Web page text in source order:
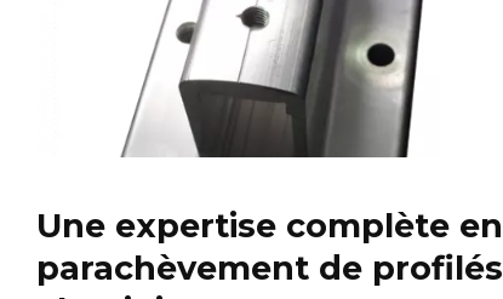
Une expertise complète en
parachèvement de profilés